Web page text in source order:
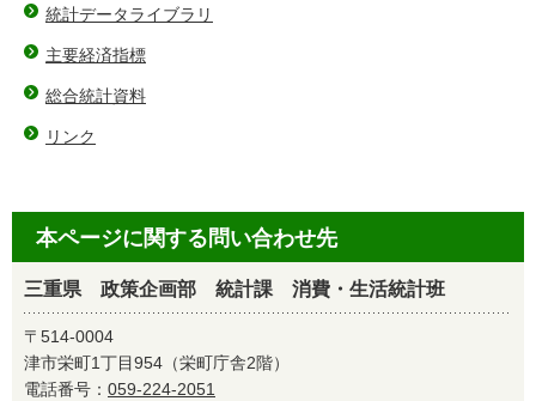
統計データライブラリ
主要経済指標
総合統計資料
リンク
本ページに関する問い合わせ先
三重県 政策企画部 統計課 消費・生活統計班
〒514-0004
津市栄町1丁目954（栄町庁舎2階）
電話番号： 059-224-2051